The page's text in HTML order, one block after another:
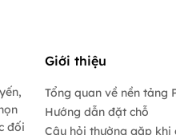
đối
Giới thiệu
Tổng quan về nền tảng
Hướng dẫn đặt chỗ
Câu hỏi thường gặp khi